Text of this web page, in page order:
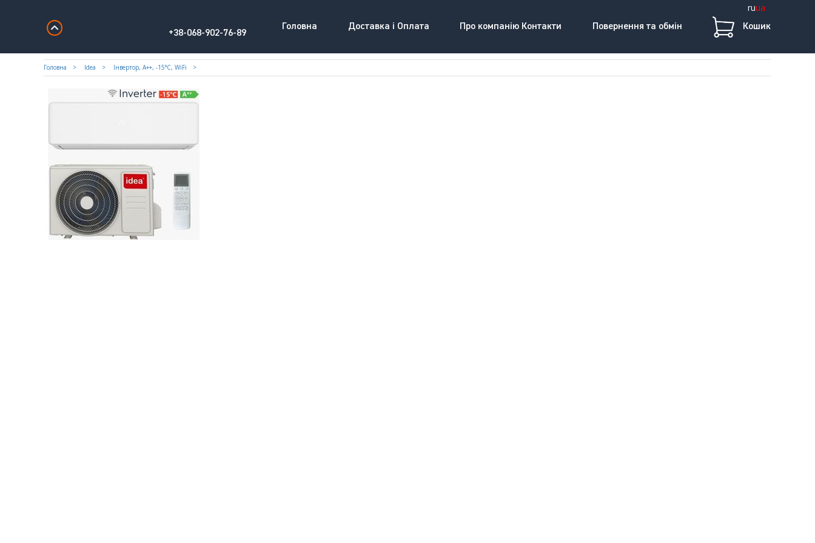
ruua
+38-068-902-76-89
Головна Доставка і Оплата Про компанію Контакти Повернення та обмін Кошик
Головна Idea Iнвертор, A++, -15°С, WiFi